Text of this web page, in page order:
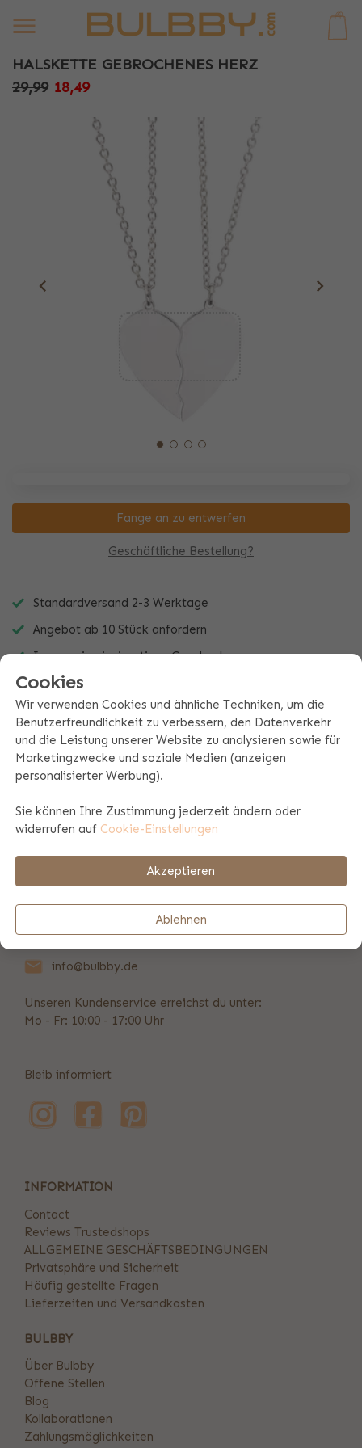
HALSKETTE GEBROCHENES HERZ
29,99 18,49
Geschäftliche Bestellung?
Fange an zu entwerfen
Standardversand 2-3 Werktage
Angebot ab 10 Stück anfordern
Immer ein einzigartiges Geschenk
Produktinformation
Zahlungs- und Versandinformationen
info@bulbby.de
Unseren Kundenservice erreichst du unter:
Mo - Fr: 10:00 - 17:00 Uhr
Bleib informiert
INFORMATION
Contact
Reviews Trustedshops
ALLGEMEINE GESCHÄFTSBEDINGUNGEN
Privatsphäre und Sicherheit
Häufig gestellte Fragen
Lieferzeiten und Versandkosten
BULBBY
Über Bulbby
Offene Stellen
Blog
Kollaborationen
Zahlungsmöglichkeiten
Cookies
Wir verwenden Cookies und ähnliche Techniken, um die
Benutzerfreundlichkeit zu verbessern, den Datenverkehr
und die Leistung unserer Website zu analysieren sowie für
Marketingzwecke und soziale Medien (anzeigen
personalisierter Werbung).
Sie können Ihre Zustimmung jederzeit ändern oder
widerrufen auf Cookie-Einstellungen
Akzeptieren
Ablehnen